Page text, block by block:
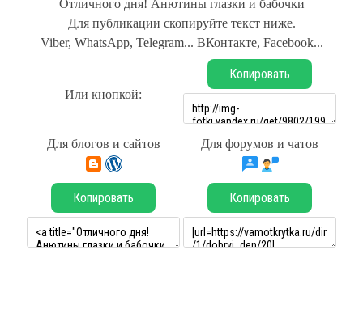
Отличного дня! Анютины глазки и бабочки
Для публикации скопируйте текст ниже.
Viber, WhatsApp, Telegram... ВКонтакте, Facebook...
Или кнопкой:
Копировать
Для блогов и сайтов Для форумов и чатов
Копировать Копировать